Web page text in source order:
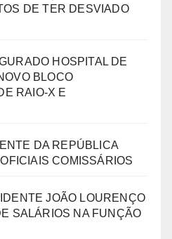
DE TER DESVIADO
HOSPITAL DE
BLOCO
RAIO-X E
DA REPÚBLICA
COMISSÁRIOS
JOÃO LOURENÇO
SALÁRIOS NA FUNÇÃO